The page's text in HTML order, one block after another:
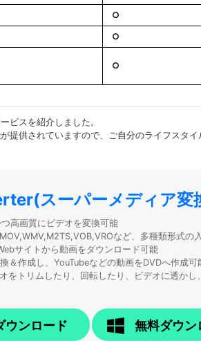
○
○
○
ビスを紹介しました。
提供されていますので、ご自分のライフスタ
スーパーメディア変
高画質にビデオを変換可能
など、多種類形式の
サイトから動画をダウンロード可能
＆作成し、YouTubeなどの動画をDVDへ作成可
をトリムしたり、回転したり、ビデオに透か
ウンロード 無料ダウン